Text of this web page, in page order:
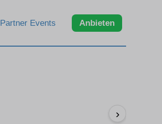
Partner Events Anbieten
›